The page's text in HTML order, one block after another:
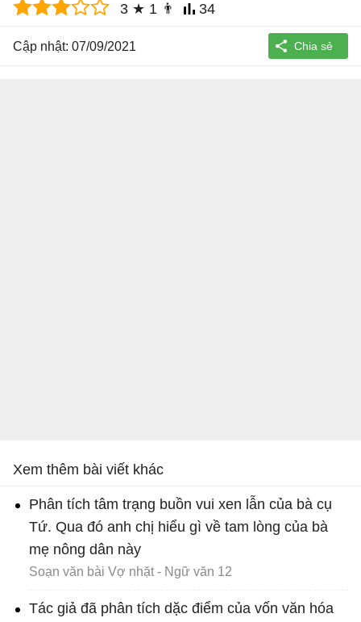
3 ★ 1 👨 34
Cập nhật: 07/09/2021
Xem thêm bài viết khác
Phân tích tâm trạng buồn vui xen lẫn của bà cụ
Tứ. Qua đó anh chị hiểu gì về tam lòng của bà
mẹ nông dân này
Soạn văn bài Vợ nhặt - Ngữ văn 12
Tác giả đã phân tích dặc điểm của vốn văn hóa